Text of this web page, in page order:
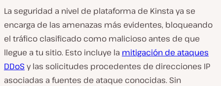
La seguridad a nivel de plataforma de Kinsta ya se
encarga de las amenazas más evidentes, bloqueando
el tráfico clasificado como malicioso antes de que
llegue a tu sitio. Esto incluye la mitigación de ataques
DDoS y las solicitudes procedentes de direcciones IP
asociadas a fuentes de ataque conocidas. Sin